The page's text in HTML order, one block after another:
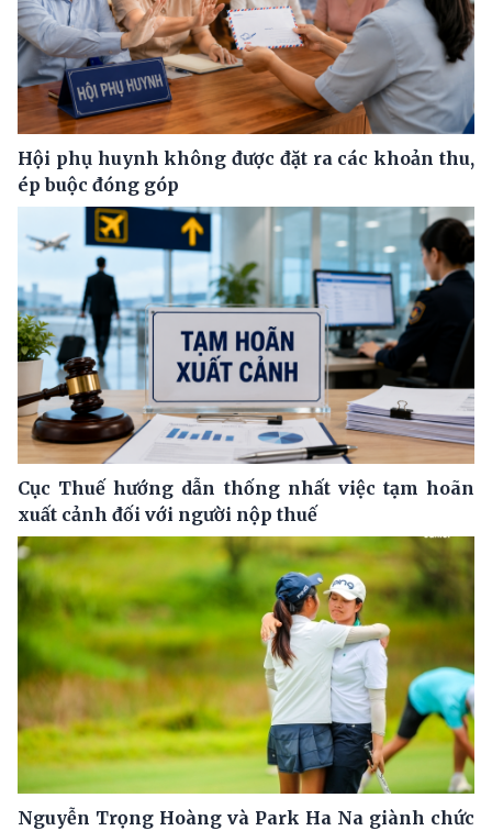
Hội phụ huynh không được đặt ra các khoản thu,
ép buộc đóng góp
Cục Thuế hướng dẫn thống nhất việc tạm hoãn
xuất cảnh đối với người nộp thuế
Nguyễn Trọng Hoàng và Park Ha Na giành chức